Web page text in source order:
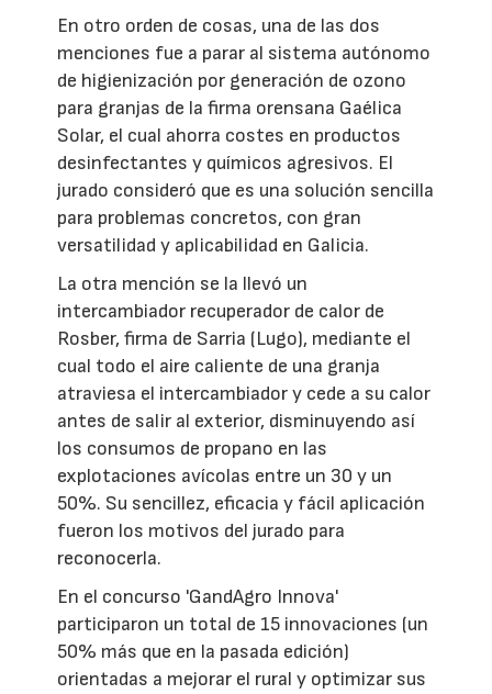
En otro orden de cosas, una de las dos
menciones fue a parar al sistema autónomo
de higienización por generación de ozono
para granjas de la firma orensana Gaélica
Solar, el cual ahorra costes en productos
desinfectantes y químicos agresivos. El
jurado consideró que es una solución sencilla
para problemas concretos, con gran
versatilidad y aplicabilidad en Galicia.
La otra mención se la llevó un
intercambiador recuperador de calor de
Rosber, firma de Sarria (Lugo), mediante el
cual todo el aire caliente de una granja
atraviesa el intercambiador y cede a su calor
antes de salir al exterior, disminuyendo así
los consumos de propano en las
explotaciones avícolas entre un 30 y un
50%. Su sencillez, eficacia y fácil aplicación
fueron los motivos del jurado para
reconocerla.
En el concurso 'GandAgro Innova'
participaron un total de 15 innovaciones (un
50% más que en la pasada edición)
orientadas a mejorar el rural y optimizar sus